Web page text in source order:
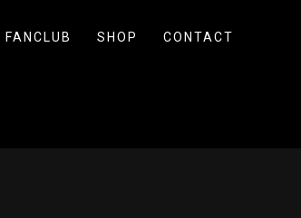
FANCLUB SHOP CONTACT